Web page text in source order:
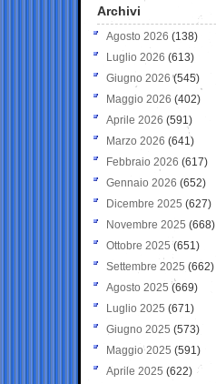
Archivi
Agosto 2026 (138)
Luglio 2026 (613)
Giugno 2026 (545)
Maggio 2026 (402)
Aprile 2026 (591)
Marzo 2026 (641)
Febbraio 2026 (617)
Gennaio 2026 (652)
Dicembre 2025 (627)
Novembre 2025 (668)
Ottobre 2025 (651)
Settembre 2025 (662)
Agosto 2025 (669)
Luglio 2025 (671)
Giugno 2025 (573)
Maggio 2025 (591)
Aprile 2025 (622)